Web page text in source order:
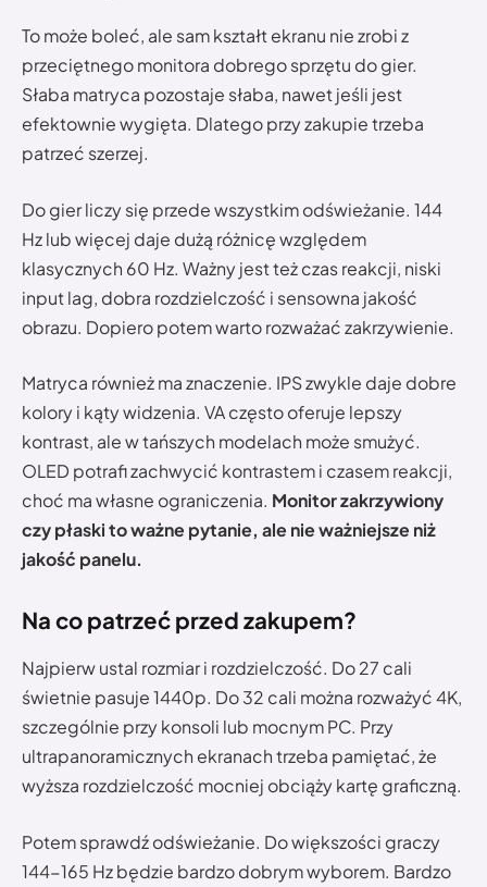
To może boleć, ale sam kształt ekranu nie zrobi z
przeciętnego monitora dobrego sprzętu do gier.
Słaba matryca pozostaje słaba, nawet jeśli jest
efektownie wygięta. Dlatego przy zakupie trzeba
patrzeć szerzej.
Do gier liczy się przede wszystkim odświeżanie. 144
Hz lub więcej daje dużą różnicę względem
klasycznych 60 Hz. Ważny jest też czas reakcji, niski
input lag, dobra rozdzielczość i sensowna jakość
obrazu. Dopiero potem warto rozważać zakrzywienie.
Matryca również ma znaczenie. IPS zwykle daje dobre
kolory i kąty widzenia. VA często oferuje lepszy
kontrast, ale w tańszych modelach może smużyć.
OLED potrafi zachwycić kontrastem i czasem reakcji,
choć ma własne ograniczenia. Monitor zakrzywiony
czy płaski to ważne pytanie, ale nie ważniejsze niż
jakość panelu.
Na co patrzeć przed zakupem?
Najpierw ustal rozmiar i rozdzielczość. Do 27 cali
świetnie pasuje 1440p. Do 32 cali można rozważyć 4K,
szczególnie przy konsoli lub mocnym PC. Przy
ultrapanoramicznych ekranach trzeba pamiętać, że
wyższa rozdzielczość mocniej obciąży kartę graficzną.
Potem sprawdź odświeżanie. Do większości graczy
144-165 Hz będzie bardzo dobrym wyborem. Bardzo